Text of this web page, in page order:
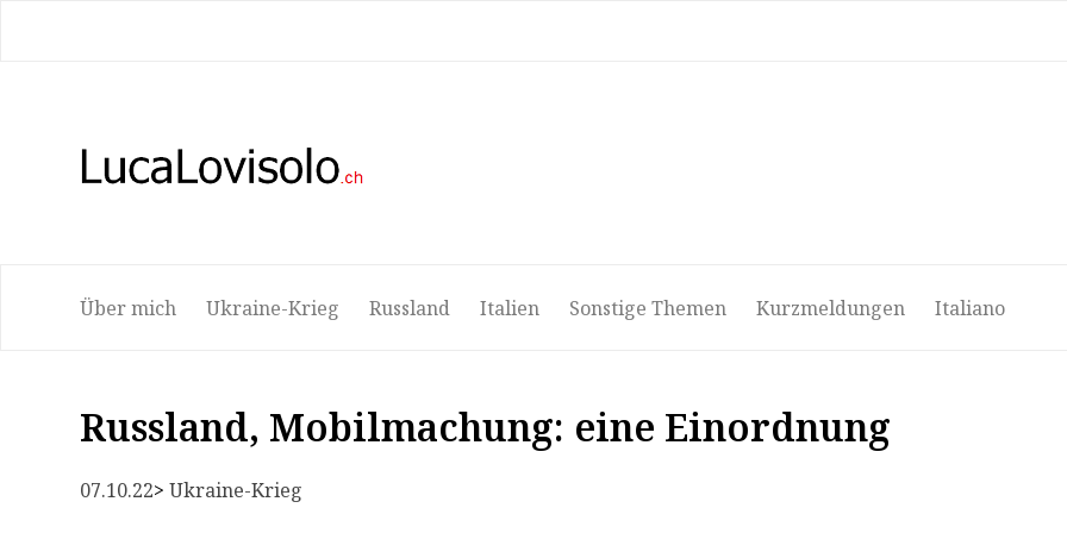
Über mich Ukraine-Krieg Russland Italien Sonstige Themen Kurzmeldungen Italiano
Russland, Mobilmachung: eine Einordnung
07.10.22> Ukraine-Krieg